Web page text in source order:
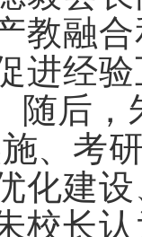
教融
进经
随后
、考
化建
校长